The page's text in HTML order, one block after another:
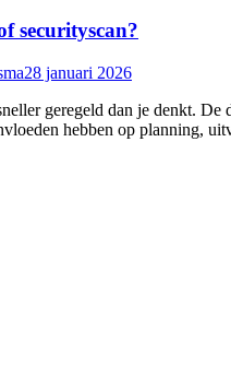
securityscan?
28 januari 2026
geregeld dan je denkt.
hebben op planning,